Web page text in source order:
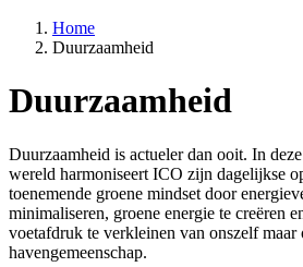
Kruimelpad
Home
Duurzaamheid
Duurzaamheid
Duurzaamheid is actueler dan ooit. In
wereld harmoniseert ICO zijn dagelijkse
toenemende groene mindset door
minimaliseren, groene energie te creëren
voetafdruk te verkleinen van onszelf maar
havengemeenschap.